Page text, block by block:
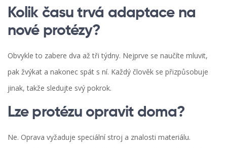
Kolik času trvá adaptace na
nové protézy?
Obvykle to zabere dva až tři týdny. Nejprve se naučíte mluvit,
pak žvýkat a nakonec spát s ní. Každý člověk se přizpůsobuje
jinak, takže sledujte svý pokrok.
Lze protézu opravit doma?
Ne. Oprava vyžaduje speciální stroj a znalosti materiálu.